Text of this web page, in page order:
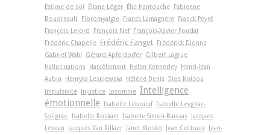
Estime de soi
Éliane Léger Élie Hantouche Fabienne
Boudreault Fibromyalgie Franck Lamagnère Franck Peyré
François Lelord
François Nef François-Xavier Poudat
Frédéric Chapelle Frédéric Fanget Frédérick Dionne
Gabriel Wahl
Gérard Apfeldorfer Gilbert Lagrue
Hallucinations Harcèlement Helen Kennerley Henri-Jean
Aubin
Henryka Lesniewska Hélène Denis Ilios Kotsou
Impulsivité Injustice Insomnie Intelligence
émotionnelle Isabelle Leboeuf Isabelle Leygnac-
Solignac Isabelle Roskam Isabelle Simon-Baïssas Jacques
Leveau
Jacques Van Rillaer Janet Klosko Jean Cottraux Jean-